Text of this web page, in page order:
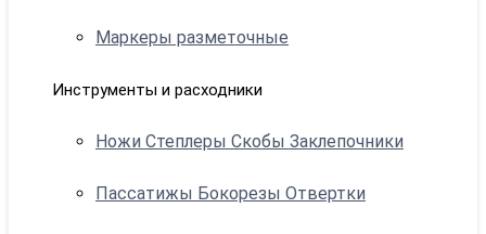
Маркеры разметочные
Инструменты и расходники
Ножи Степлеры Скобы Заклепочники
Пассатижы Бокорезы Отвертки